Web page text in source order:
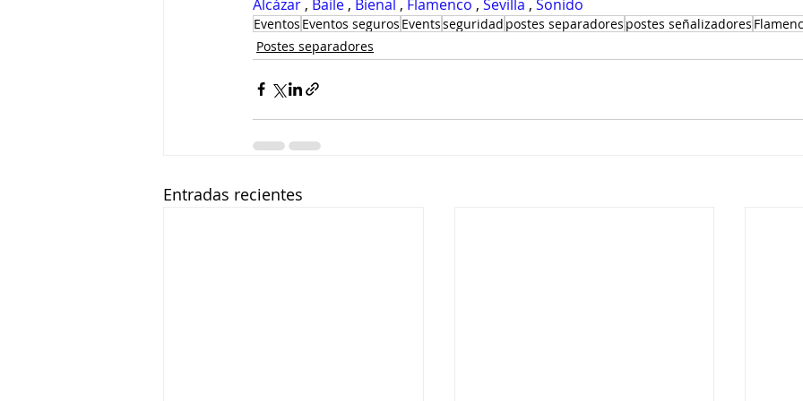
Alcázar , Baile , Bienal , Flamenco , Sevilla , Sonido
Eventos Eventos seguros Eventsseguridad postes separadores postes señalizadores
Postes separadores
Entradas recientes